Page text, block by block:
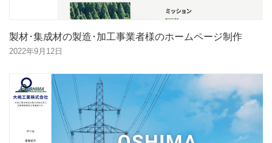
製材･集成材の製造･加工事業者様のホームページ制作
2022年9月12日